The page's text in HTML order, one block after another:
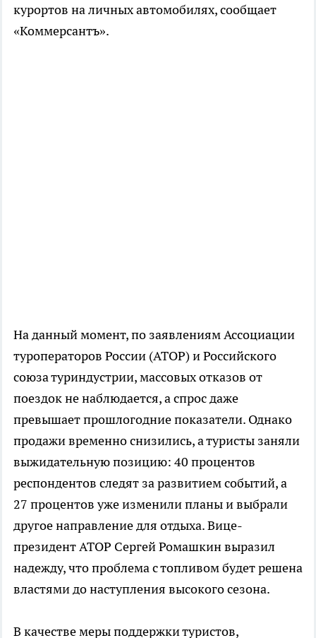
курортов на личных автомобилях, сообщает
«Коммерсантъ».
На данный момент, по заявлениям Ассоциации
туроператоров России (АТОР) и Российского
союза туриндустрии, массовых отказов от
поездок не наблюдается, а спрос даже
превышает прошлогодние показатели. Однако
продажи временно снизились, а туристы заняли
выжидательную позицию: 40 процентов
респондентов следят за развитием событий, а
27 процентов уже изменили планы и выбрали
другое направление для отдыха. Вице-
президент АТОР Сергей Ромашкин выразил
надежду, что проблема с топливом будет решена
властями до наступления высокого сезона.
В качестве меры поддержки туристов,